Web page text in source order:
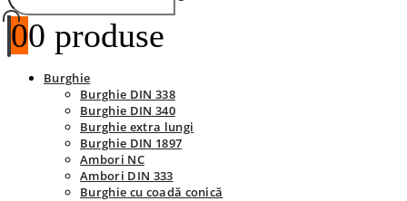
00 produse
Burghie
Burghie DIN 338
Burghie DIN 340
Burghie extra lungi
Burghie DIN 1897
Ambori NC
Ambori DIN 333
Burghie cu coadă conică